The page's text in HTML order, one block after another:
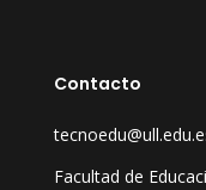
Contacto
Facultad de